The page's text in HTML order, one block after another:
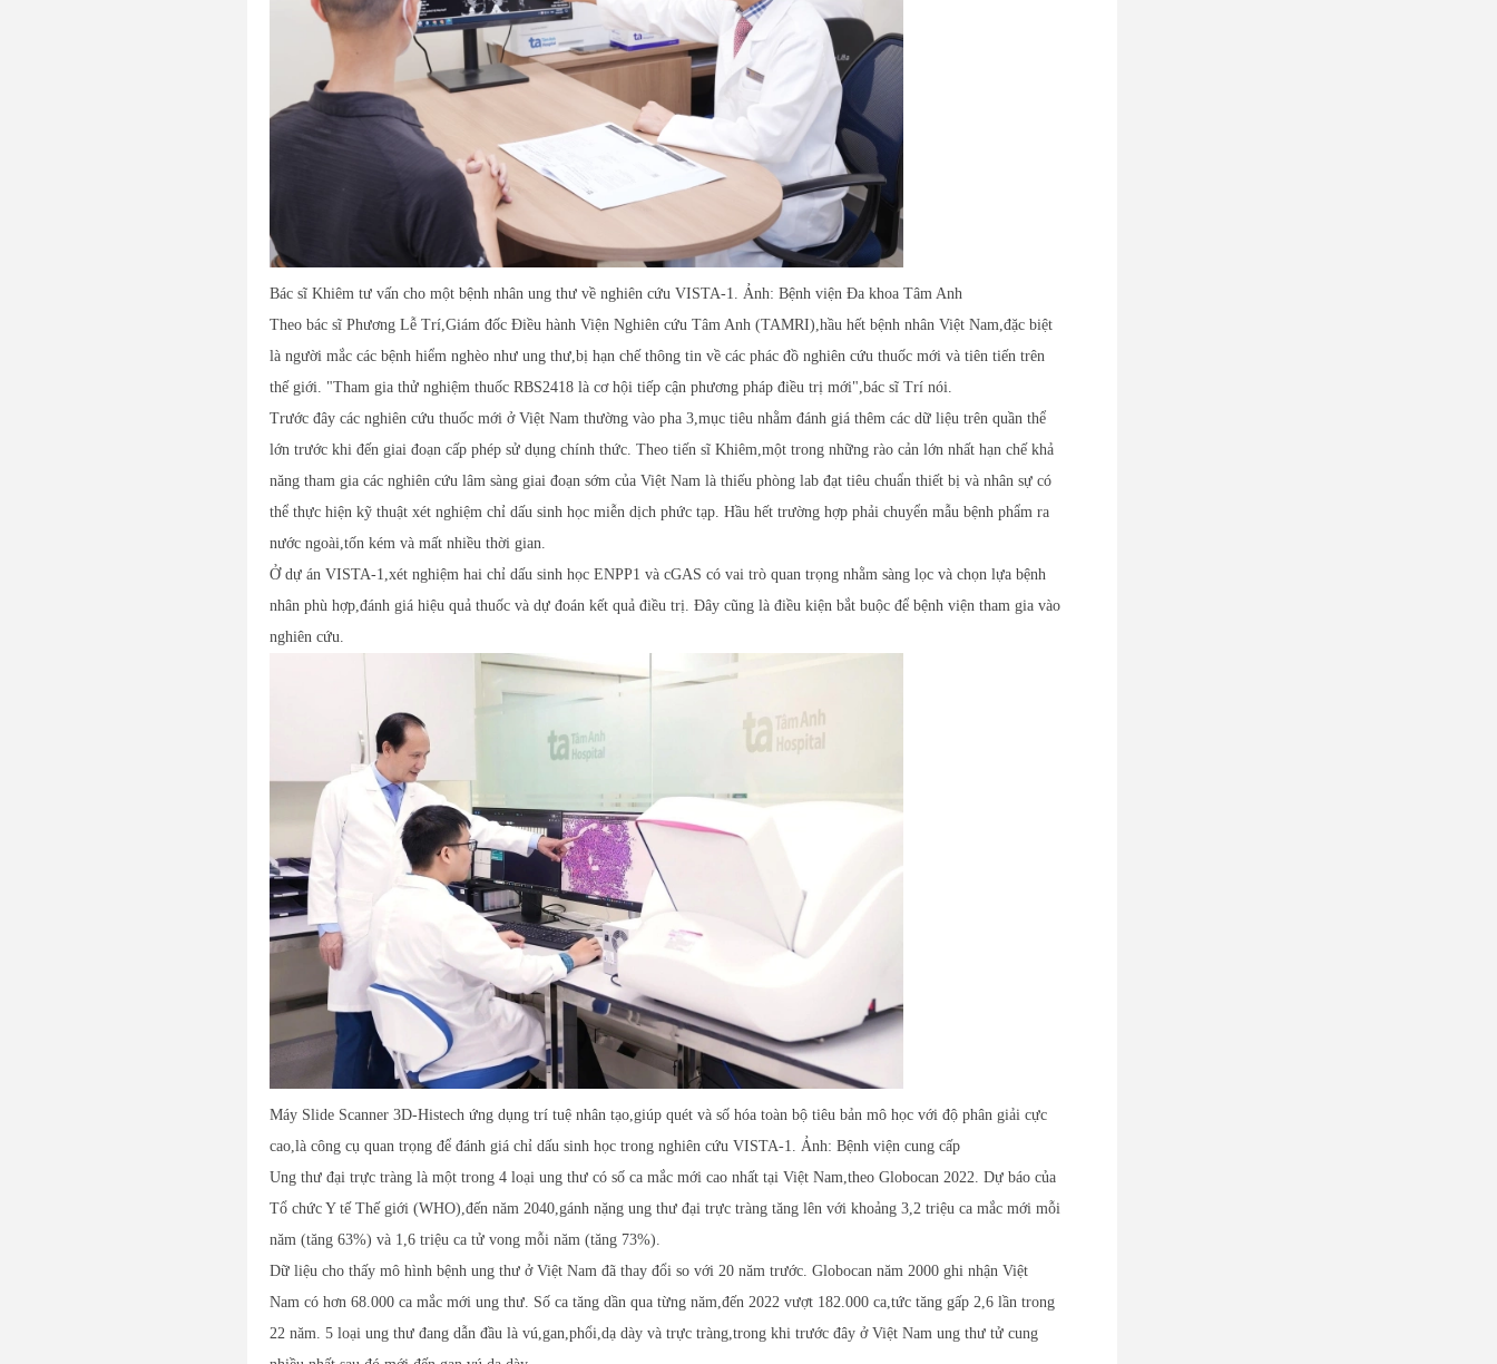
Bác sĩ Khiêm tư vấn cho một bệnh nhân ung thư về nghiên cứu VISTA-1. Ảnh: Bệnh viện Đa khoa Tâm Anh
Theo bác sĩ Phương Lễ Trí,Giám đốc Điều hành Viện Nghiên cứu Tâm Anh (TAMRI),hầu hết bệnh nhân Việt Nam,đặc biệt
là người mắc các bệnh hiểm nghèo như ung thư,bị hạn chế thông tin về các phác đồ nghiên cứu thuốc mới và tiên tiến trên
thế giới. "Tham gia thử nghiệm thuốc RBS2418 là cơ hội tiếp cận phương pháp điều trị mới",bác sĩ Trí nói.
Trước đây các nghiên cứu thuốc mới ở Việt Nam thường vào pha 3,mục tiêu nhằm đánh giá thêm các dữ liệu trên quần thể
lớn trước khi đến giai đoạn cấp phép sử dụng chính thức. Theo tiến sĩ Khiêm,một trong những rào cản lớn nhất hạn chế khả
năng tham gia các nghiên cứu lâm sàng giai đoạn sớm của Việt Nam là thiếu phòng lab đạt tiêu chuẩn thiết bị và nhân sự có
thể thực hiện kỹ thuật xét nghiệm chỉ dấu sinh học miễn dịch phức tạp. Hầu hết trường hợp phải chuyển mẫu bệnh phẩm ra
nước ngoài,tốn kém và mất nhiều thời gian.
Ở dự án VISTA-1,xét nghiệm hai chỉ dấu sinh học ENPP1 và cGAS có vai trò quan trọng nhằm sàng lọc và chọn lựa bệnh
nhân phù hợp,đánh giá hiệu quả thuốc và dự đoán kết quả điều trị. Đây cũng là điều kiện bắt buộc để bệnh viện tham gia vào
nghiên cứu.
Máy Slide Scanner 3D-Histech ứng dụng trí tuệ nhân tạo,giúp quét và số hóa toàn bộ tiêu bản mô học với độ phân giải cực
cao,là công cụ quan trọng để đánh giá chỉ dấu sinh học trong nghiên cứu VISTA-1. Ảnh: Bệnh viện cung cấp
Ung thư đại trực tràng là một trong 4 loại ung thư có số ca mắc mới cao nhất tại Việt Nam,theo Globocan 2022. Dự báo của
Tổ chức Y tế Thế giới (WHO),đến năm 2040,gánh nặng ung thư đại trực tràng tăng lên với khoảng 3,2 triệu ca mắc mới mỗi
năm (tăng 63%) và 1,6 triệu ca tử vong mỗi năm (tăng 73%).
Dữ liệu cho thấy mô hình bệnh ung thư ở Việt Nam đã thay đổi so với 20 năm trước. Globocan năm 2000 ghi nhận Việt
Nam có hơn 68.000 ca mắc mới ung thư. Số ca tăng dần qua từng năm,đến 2022 vượt 182.000 ca,tức tăng gấp 2,6 lần trong
22 năm. 5 loại ung thư đang dẫn đầu là vú,gan,phổi,dạ dày và trực tràng,trong khi trước đây ở Việt Nam ung thư tử cung